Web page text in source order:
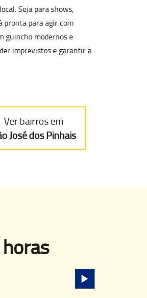
Seja para shows,
pronta para agir com
guincho modernos e
imprevistos e garantir a
Ver bairros em
José dos Pinhais